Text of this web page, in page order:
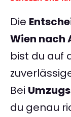
Die
Wien nach
bist du auf
Bei
du genau